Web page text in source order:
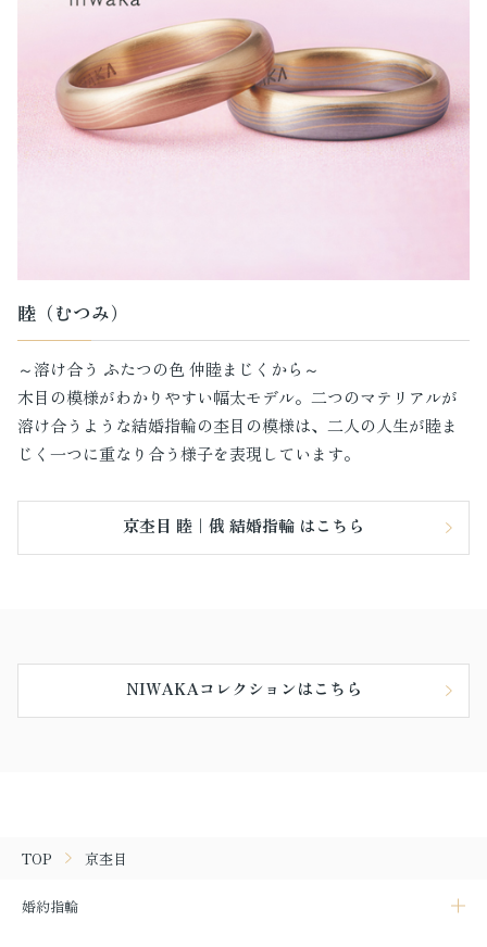
睦（むつみ）
～溶け合う ふたつの色 仲睦まじくから～
木目の模様がわかりやすい幅太モデル。二つのマテリアルが
溶け合うような結婚指輪の杢目の模様は、二人の人生が睦ま
じく一つに重なり合う様子を表現しています。
京杢目 睦｜俄 結婚指輪 はこちら
NIWAKAコレクションはこちら
TOP 京杢目
婚約指輪